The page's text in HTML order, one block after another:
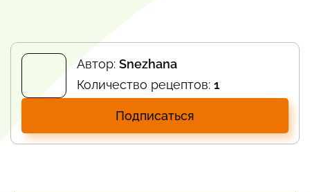
Автор: Snezhana
Количество рецептов: 1
Подписаться